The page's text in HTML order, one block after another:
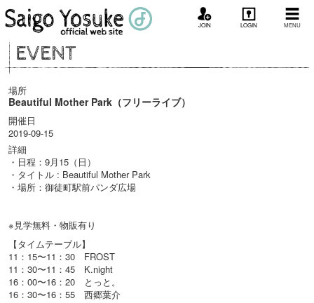
JOIN LOGIN MENU
EVENT
場所
Beautiful Mother Park（フリーライブ）
開催日
2019-09-15
詳細
・日程：9月15（日）
・タイトル : Beautiful Mother Park
・場所：御徒町駅前パンダ広場
※見学無料・物販有り
【タイムテーブル】
11：15〜11：30 FROST
11：30〜11：45 K.night
16：00〜16：20 とっと。
16：30〜16：55 西郷葉介